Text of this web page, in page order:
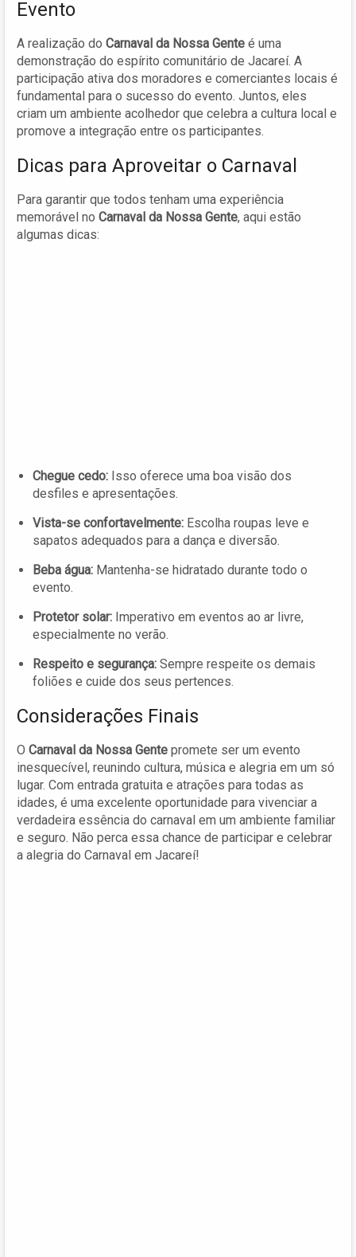
Evento
A realização do Carnaval da Nossa Gente é uma
demonstração do espírito comunitário de Jacareí. A
participação ativa dos moradores e comerciantes locais é
fundamental para o sucesso do evento. Juntos, eles
criam um ambiente acolhedor que celebra a cultura local e
promove a integração entre os participantes.
Dicas para Aproveitar o Carnaval
Para garantir que todos tenham uma experiência
memorável no Carnaval da Nossa Gente, aqui estão
algumas dicas:
Chegue cedo: Isso oferece uma boa visão dos
desfiles e apresentações.
Vista-se confortavelmente: Escolha roupas leve e
sapatos adequados para a dança e diversão.
Beba água: Mantenha-se hidratado durante todo o
evento.
Protetor solar: Imperativo em eventos ao ar livre,
especialmente no verão.
Respeito e segurança: Sempre respeite os demais
foliões e cuide dos seus pertences.
Considerações Finais
O Carnaval da Nossa Gente promete ser um evento
inesquecível, reunindo cultura, música e alegria em um só
lugar. Com entrada gratuita e atrações para todas as
idades, é uma excelente oportunidade para vivenciar a
verdadeira essência do carnaval em um ambiente familiar
e seguro. Não perca essa chance de participar e celebrar
a alegria do Carnaval em Jacareí!